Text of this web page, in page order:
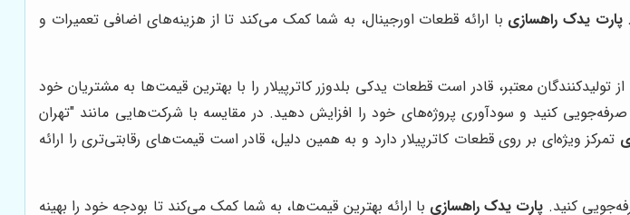
پارت یدک راهسازی با ارائه قطعات اورجینال، به شما کمک می‌کند تا از هزینه‌های اضافی تعمیرات و
معتبر، قادر است قطعات یدکی بلدوزر کاترپیلار را با بهترین قیمت‌ها به مشتریان خود
کنید و سودآوری پروژه‌های خود را افزایش دهید. در مقایسه با شرکت‌هایی مانند "تهران
تمرکز ویژه‌ای بر روی قطعات کاترپیلار دارد و به همین دلیل، قادر است قیمت‌های رقابتی‌تری را ارائه
کنید. پارت یدک راهسازی با ارائه بهترین قیمت‌ها، به شما کمک می‌کند تا بودجه خود را بهینه